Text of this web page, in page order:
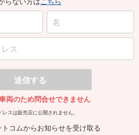
送信する
両のため問合せできません
スは販売店に公開されません。
コムからお知らせを受け取る